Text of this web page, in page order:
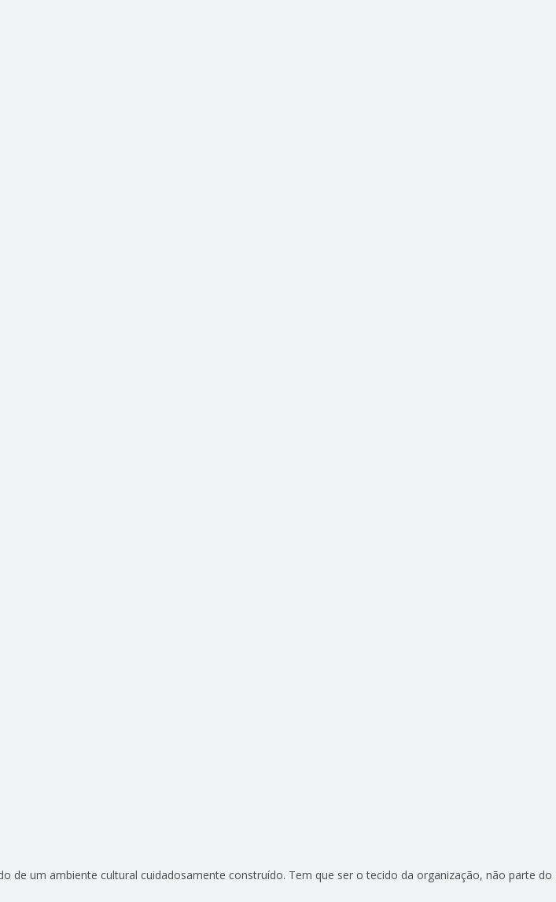
de um ambiente cultural cuidadosamente construído. Tem que ser o tecido da organização, não parte do